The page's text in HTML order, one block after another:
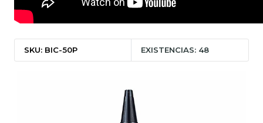
SKU: BIC-50P EXISTENCIAS: 48